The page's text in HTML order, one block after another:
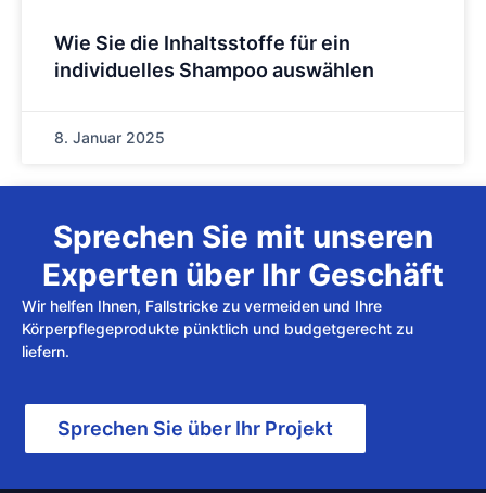
Wie Sie die Inhaltsstoffe für ein
individuelles Shampoo auswählen
8. Januar 2025
Sprechen Sie mit unseren
Experten über Ihr Geschäft
Wir helfen Ihnen, Fallstricke zu vermeiden und Ihre
Körperpflegeprodukte pünktlich und budgetgerecht zu
liefern.
Sprechen Sie über Ihr Projekt